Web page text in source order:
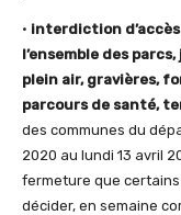
• interdiction
l’ensemble des
plein air, gravières,
parcours de santé,
des communes du
2020 au lundi 13 avril
fermeture que
décider, en semaine